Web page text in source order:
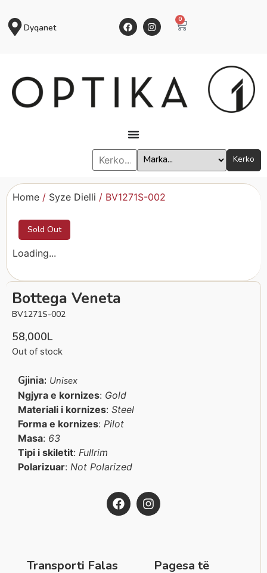
Dyqanet
0
Kerko
Home / Syze Dielli / BV1271S-002
Sold Out
Loading...
Bottega Veneta
BV1271S-002
58,000L
Out of stock
Gjinia: Unisex
Ngjyra e kornizes: Gold
Materiali i kornizes: Steel
Forma e kornizes: Pilot
Masa: 63
Tipi i skiletit: Fullrim
Polarizuar: Not Polarized
Transporti Falas
Pagesa të